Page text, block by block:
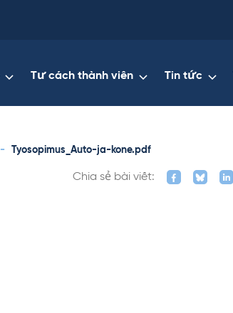
Tư cách thành viên Tin tức
- Tyosopimus_Auto-ja-kone.pdf
Chia sẻ bài viết:
your
clipboard.)